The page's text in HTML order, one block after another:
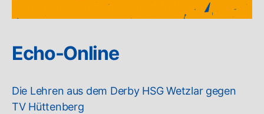
Echo-Online
Die Lehren aus dem Derby HSG Wetzlar gegen
TV Hüttenberg